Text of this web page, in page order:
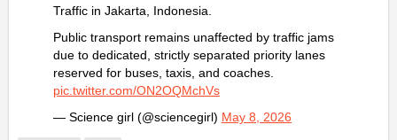
Traffic in Jakarta, Indonesia.
Public transport remains unaffected by traffic jams
due to dedicated, strictly separated priority lanes
reserved for buses, taxis, and coaches.
pic.twitter.com/ON2OQMchVs
— Science girl (@sciencegirl) May 8, 2026